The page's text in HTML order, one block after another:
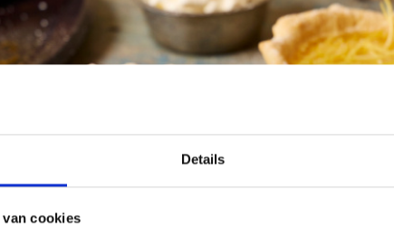
Details
van cookies